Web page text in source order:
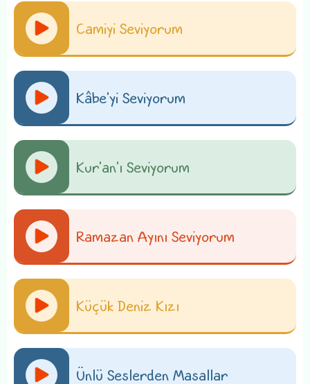
Camiyi Seviyorum
Kâbe'yi Seviyorum
Kur'an'ı Seviyorum
Ramazan Ayını Seviyorum
Küçük Deniz Kızı
Ünlü Seslerden Masallar